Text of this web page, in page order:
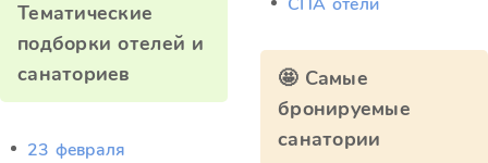
Тематические
подборки отелей и
санаториев
23 февраля
🤩 Самые
бронируемые
санатории